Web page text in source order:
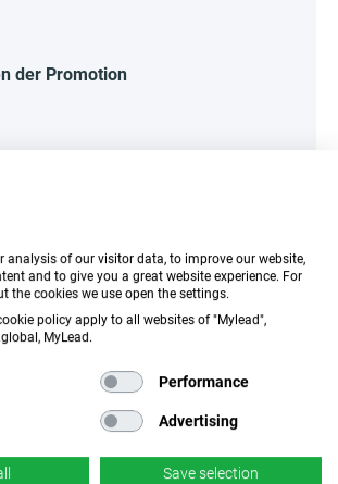
der Promotion
Desktop Tablet
Traffic
k.A.
Deeplink
analysis of our visitor data, to improve our website,
and to give you a great website experience. For
the cookies we use open the settings.
policy apply to all websites of "Mylead",
MyLead.
Performance
Advertising
Save selection